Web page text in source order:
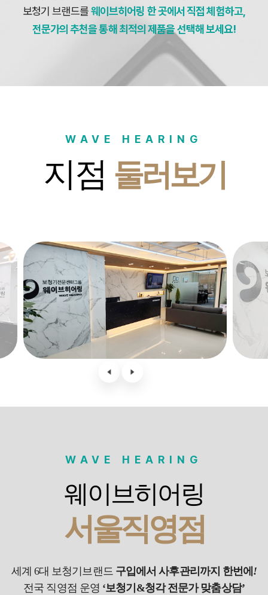
보청기 브랜드를웨이브히어링 한 곳에서 직접 체험하고,
전문가의 추천을 통해 최적의 제품을 선택해 보세요!
WAVE HEARING
지점 둘러보기
WAVE HEARING
웨이브히어링
서울직영점
세계 6대 보청기브랜드 구입에서 사후관리까지 한번에 !
전국 직영점 운영 ‘보청기&청각 전문가 맞춤상담’